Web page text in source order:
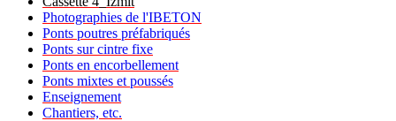
Photographies de l'IBETON
Ponts poutres préfabriqués
Ponts sur cintre fixe
Ponts en encorbellement
Ponts mixtes et poussés
Enseignement
Chantiers, etc.